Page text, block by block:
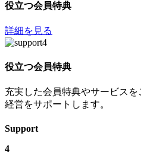
役立つ会員特典
詳細を見る
役立つ会員特典
充実した会員特典やサービス
経営をサポートします。
Support
4